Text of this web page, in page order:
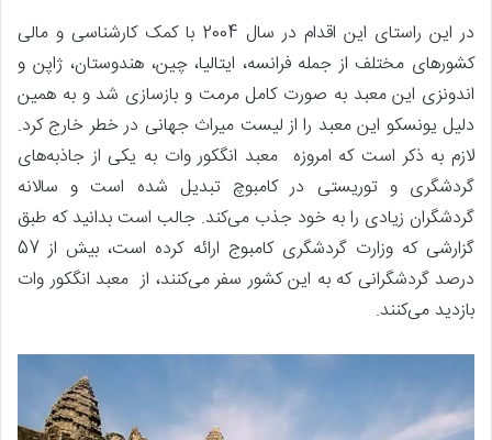
در این راستای این اقدام در سال 2004 با کمک کارشناسی و مالی
کشورهای مختلف از جمله فرانسه، ایتالیا، چین، هندوستان، ژاپن و
اندونزی این معبد به صورت کامل مرمت و بازسازی شد و به همین
دلیل یونسکو این معبد را از لیست میراث جهانی در خطر خارج کرد.
لازم به ذکر است که امروزه معبد انگکور وات به یکی از جاذبه‌های
گردشگری و توریستی در کامبوچ تبدیل شده است و سالانه
گردشگران زیادی را به خود جذب می‌کند. جالب است بدانید که طبق
گزارشی که وزارت گردشگری کامبوج ارائه کرده است، بیش از 57
درصد گردشگرانی که به این کشور سفر می‌کنند، از معبد انگکور وات
بازدید می‌کنند.